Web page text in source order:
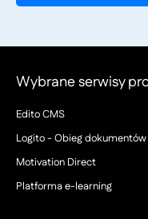
Wybrane serwisy
Edito CMS
Logito - Obieg dokumentów
Motivation Direct
Platforma e-learning